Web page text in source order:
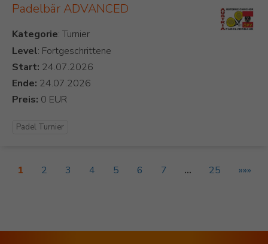
Padelbär ADVANCED
Kategorie
Level: Fortgeschrittene
Start:
Ende:
Preis:
Padel Turnier
1 2 3 4 5 6 7 … 25 »»»